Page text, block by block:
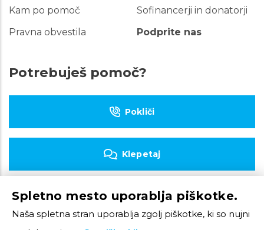
Kam po pomoč
Pravna obvestila
Sofinancerji in donatorji
Podprite nas
Potrebuješ pomoč?
Pokliči
Klepetaj
Piši e-pošto
Spletno mesto uporablja piškotke.
Naša spletna stran uporablja zgolj piškotke, ki so nujni